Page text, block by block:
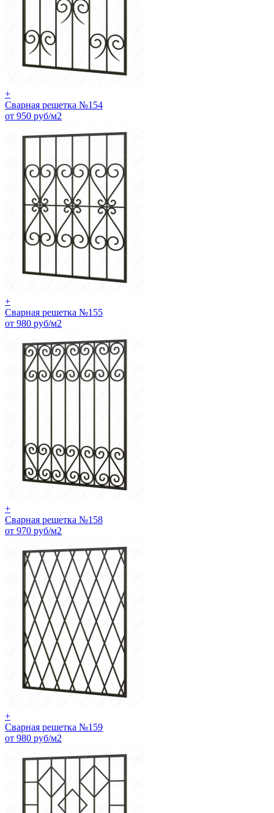
+
Сварная решетка №154
от 950 руб/м2
+
Сварная решетка №155
от 980 руб/м2
+
Сварная решетка №158
от 970 руб/м2
+
Сварная решетка №159
от 980 руб/м2